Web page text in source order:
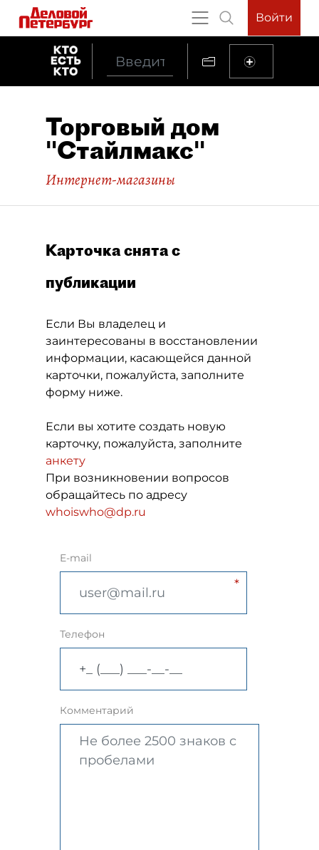
Войти
Торговый дом
"Стайлмакс"
Интернет-магазины
Карточка снята с
публикации
Если Вы владелец и
заинтересованы в восстановлении
информации, касающейся данной
карточки, пожалуйста, заполните
форму ниже.
Если вы хотите создать новую
карточку, пожалуйста, заполните
анкету
При возникновении вопросов
обращайтесь по адресу
whoiswho@dp.ru
E-mail
Телефон
Комментарий